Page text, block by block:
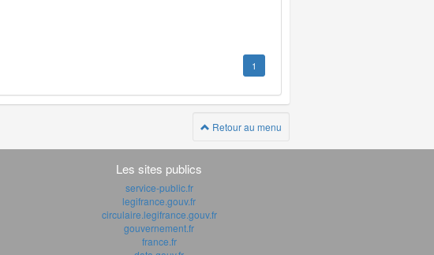
1
Retour au menu
Les sites publics
service-public.fr
legifrance.gouv.fr
circulaire.legifrance.gouv.fr
gouvernement.fr
france.fr